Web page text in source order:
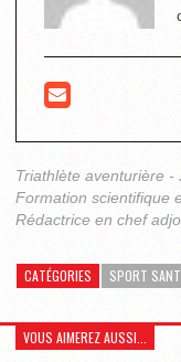
Triathlète aventurière
Formation scientifique
Rédactrice en chef
CATÉGORIES SPORT
VOUS AIMEREZ AUSSI...